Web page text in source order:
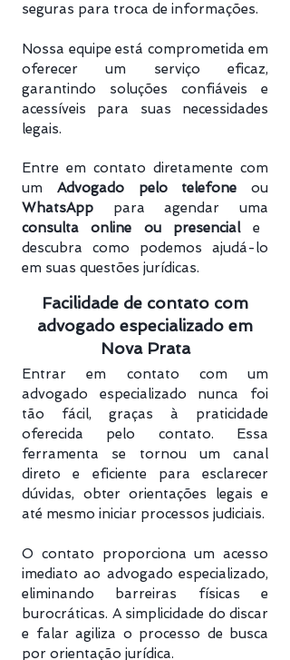
seguras para troca de informações.
Nossa equipe está comprometida em
oferecer um serviço eficaz,
garantindo soluções confiáveis e
acessíveis para suas necessidades
legais.
Entre em contato diretamente com
um Advogado pelo telefone ou
WhatsApp para agendar uma
consulta online ou presenciale
descubra como podemos ajudá-lo
em suas questões jurídicas.
Facilidade de contato com
advogado especializado em
Nova Prata
Entrar em contato com um
advogado especializado nunca foi
tão fácil, graças à praticidade
oferecida pelo contato. Essa
ferramenta se tornou um canal
direto e eficiente para esclarecer
dúvidas, obter orientações legais e
até mesmo iniciar processos judiciais.
O contato proporciona um acesso
imediato ao advogado especializado,
eliminando barreiras físicas e
burocráticas. A simplicidade do discar
e falar agiliza o processo de busca
por orientação jurídica.